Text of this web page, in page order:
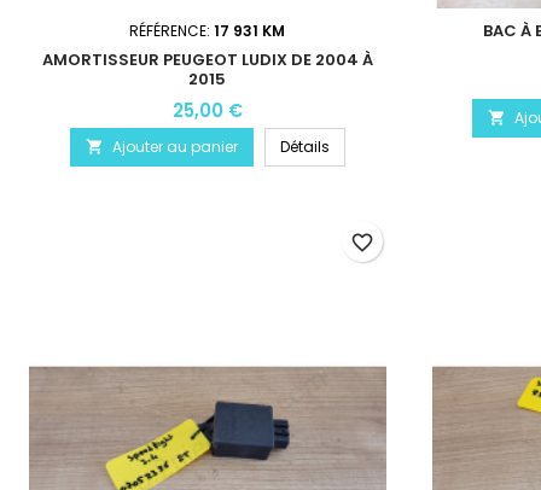
RÉFÉRENCE:17 931 KM
AMORTISSEUR PEUGEOT LUDIX DE 2004 À
2015
25,00 €
 Ajouter au panier Détails
BAC À

favorite_border